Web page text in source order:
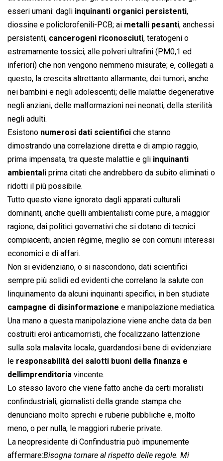
esseri umani: dagli inquinanti organici persistenti,
diossine e policlorofenili-PCB; ai metalli pesanti, anchessi
persistenti, cancerogeni riconosciuti, teratogeni o
estremamente tossici; alle polveri ultrafini (PM0,1 ed
inferiori) che non vengono nemmeno misurate; e, collegati a
questo, la crescita altrettanto allarmante, dei tumori, anche
nei bambini e negli adolescenti; delle malattie degenerative
negli anziani, delle malformazioni nei neonati, della sterilità
negli adulti.
Esistono numerosi dati scientifici che stanno
dimostrando una correlazione diretta e di ampio raggio,
prima impensata, tra queste malattie e gli inquinanti
ambientali prima citati che andrebbero da subito eliminati o
ridotti il più possibile.
Tutto questo viene ignorato dagli apparati culturali
dominanti, anche quelli ambientalisti come pure, a maggior
ragione, dai politici governativi che si dotano di tecnici
compiacenti, ancien régime, meglio se con comuni interessi
economici e di affari.
Non si evidenziano, o si nascondono, dati scientifici
sempre più solidi ed evidenti che correlano la salute con
linquinamento da alcuni inquinanti specifici, in ben studiate
campagne di disinformazione e manipolazione mediatica.
Una mano a questa manipolazione viene anche data da ben
costruiti eroi anticamorristi, che focalizzano lattenzione
sulla sola malavita locale, guardandosi bene di evidenziare
le responsabilità dei salotti buoni della finanza e
dellimprenditoria vincente.
Lo stesso lavoro che viene fatto anche da certi moralisti
confindustriali, giornalisti della grande stampa che
denunciano molto sprechi e ruberie pubbliche e, molto
meno, o per nulla, le maggiori ruberie private.
La neopresidente di Confindustria può impunemente
affermare:Bisogna tornare al rispetto delle regole. Mi